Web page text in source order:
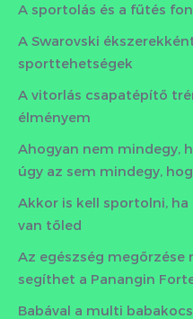
A sportolás és a fűtés
A Swarovski
sporttehetségek
A vitorlás csapatépítő
élményem
Ahogyan nem mindegy,
úgy az sem mindegy,
Akkor is kell sportolni, ha
van tőled
Az egészség megőrzése
segíthet a Panangin
Babával a multi